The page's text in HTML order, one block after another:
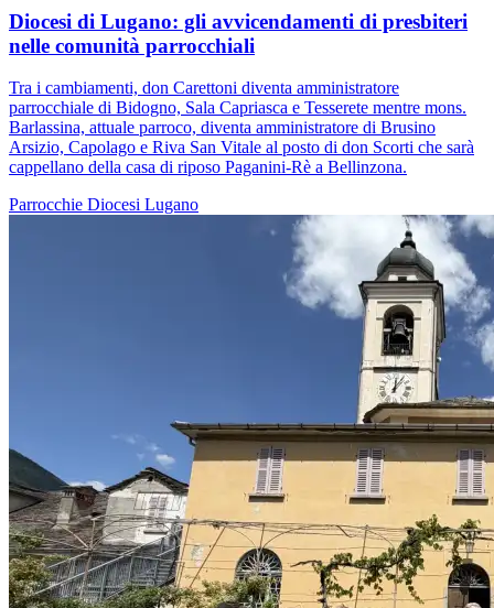
Diocesi di Lugano: gli avvicendamenti di presbiteri
nelle comunità parrocchiali
Tra i cambiamenti, don Carettoni diventa amministratore
parrocchiale di Bidogno, Sala Capriasca e Tesserete mentre mons.
Barlassina, attuale parroco, diventa amministratore di Brusino
Arsizio, Capolago e Riva San Vitale al posto di don Scorti che sarà
cappellano della casa di riposo Paganini-Rè a Bellinzona.
Parrocchie Diocesi Lugano